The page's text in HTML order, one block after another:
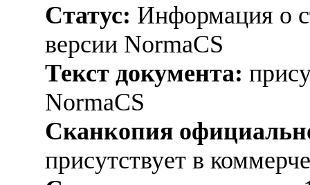
Статус: Информация о
версии NormaCS
Текст документа:
NormaCS
Сканкопия
присутствует в